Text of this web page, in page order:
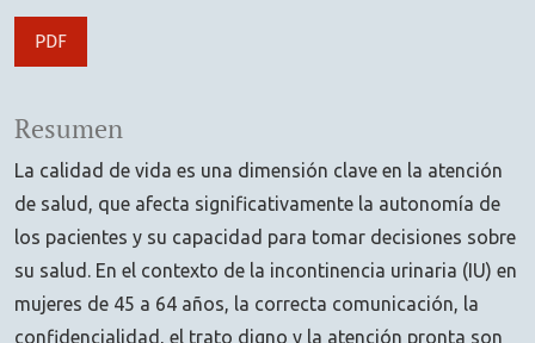
PDF
Resumen
La calidad de vida es una dimensión clave en la atención
de salud, que afecta significativamente la autonomía de
los pacientes y su capacidad para tomar decisiones sobre
su salud. En el contexto de la incontinencia urinaria (IU) en
mujeres de 45 a 64 años, la correcta comunicación, la
confidencialidad, el trato digno y la atención pronta son